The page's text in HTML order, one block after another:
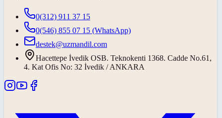
0(312) 911 37 15
0(546) 855 07 15 (WhatsApp)
destek@uzmandil.com
Hacettepe İvedik OSB. Teknokenti 1368. Cadde No.61,
4. Kat Ofis No: 32 İvedik / ANKARA